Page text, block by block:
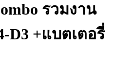
รวมงาน
D3 +แบตเตอรี่